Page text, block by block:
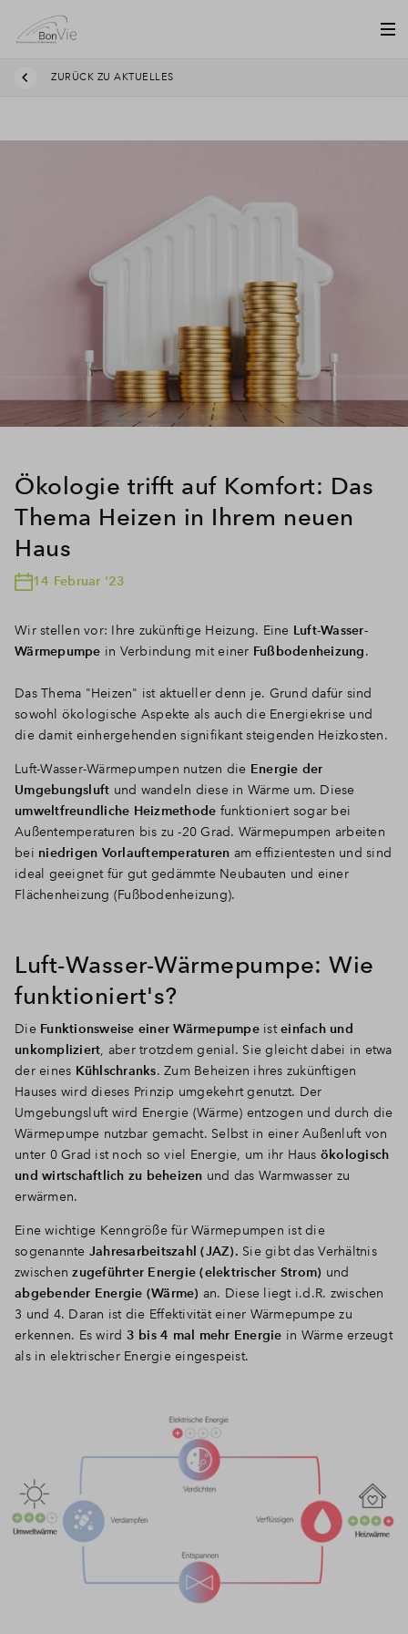
ZURÜCK ZU AKTUELLES
Ökologie trifft auf Komfort: Das
Thema Heizen in Ihrem neuen
Haus
14 Februar '23
Wir stellen vor: Ihre zukünftige Heizung. Eine Luft-Wasser-
Wärmepumpe in Verbindung mit einer Fußbodenheizung.
Das Thema "Heizen" ist aktueller denn je. Grund dafür sind
sowohl ökologische Aspekte als auch die Energiekrise und
die damit einhergehenden signifikant steigenden Heizkosten.
Luft-Wasser-Wärmepumpen nutzen die Energie der
Umgebungsluft und wandeln diese in Wärme um. Diese
umweltfreundliche Heizmethode funktioniert sogar bei
Außentemperaturen bis zu -20 Grad. Wärmepumpen arbeiten
bei niedrigen Vorlauftemperaturen am effizientesten und sind
ideal geeignet für gut gedämmte Neubauten und einer
Flächenheizung (Fußbodenheizung).
Luft-Wasser-Wärmepumpe: Wie
funktioniert's?
DieFunktionsweise einer Wärmepumpeisteinfach und
unkompliziert , aber trotzdem genial. Sie gleicht dabei in etwa
der eines Kühlschranks. Zum Beheizen ihres zukünftigen
Hauses wird dieses Prinzip umgekehrt genutzt. Der
Umgebungsluft wird Energie (Wärme) entzogen und durch die
Wärmepumpe nutzbar gemacht. Selbst in einer Außenluft von
unter 0 Grad ist noch so viel Energie, um ihr Haus ökologisch
und wirtschaftlich zu beheizen und das Warmwasser zu
erwärmen.
Eine wichtige Kenngröße für Wärmepumpen ist die
sogenannte Jahresarbeitszahl (JAZ). Sie gibt das Verhältnis
zwischenzugeführter Energie (elektrischer Strom) und
abgebender Energie (Wärme) an. Diese liegt i.d.R. zwischen
3 und 4. Daran ist die Effektivität einer Wärmepumpe zu
erkennen. Es wird 3 bis 4 mal mehr Energie in Wärme erzeugt
als in elektrischer Energie eingespeist.